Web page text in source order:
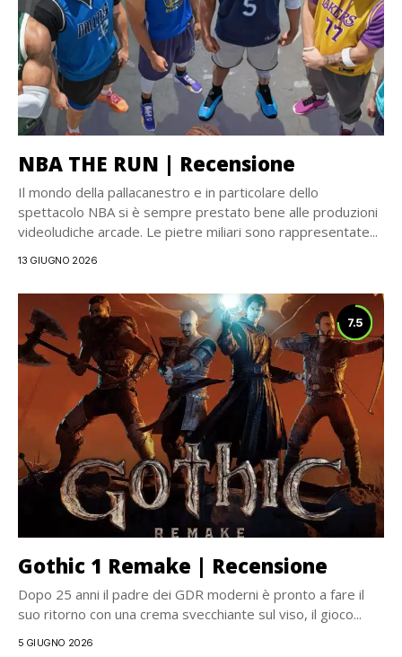
NBA THE RUN | Recensione
Il mondo della pallacanestro e in particolare dello
spettacolo NBA si è sempre prestato bene alle produzioni
videoludiche arcade. Le pietre miliari sono rappresentate...
13 GIUGNO 2026
7.5
Gothic 1 Remake | Recensione
Dopo 25 anni il padre dei GDR moderni è pronto a fare il
suo ritorno con una crema svecchiante sul viso, il gioco...
5 GIUGNO 2026